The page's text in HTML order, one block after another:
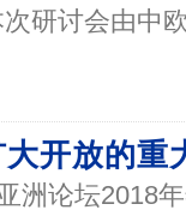
研讨会由中
开放的重
洲论坛2018